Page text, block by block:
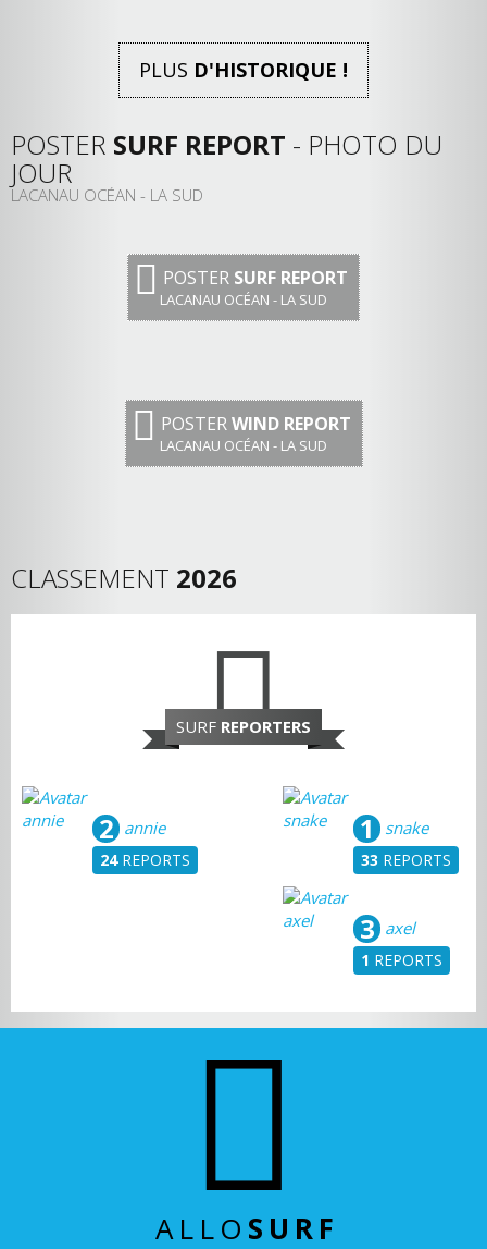
PLUS D'HISTORIQUE !
POSTER SURF REPORT - PHOTO DU
JOUR
LACANAU OCÉAN - LA SUD
POSTER SURF REPORT
LACANAU OCÉAN - LA SUD
POSTERWIND REPORT
LACANAU OCÉAN - LA SUD
CLASSEMENT 2026
SURF REPORTERS
snake
1
33 REPORTS
annie
2
24REPORTS
axel
3
1 REPORTS
ALLO SURF